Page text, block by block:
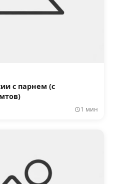
с парнем (с
1 мин